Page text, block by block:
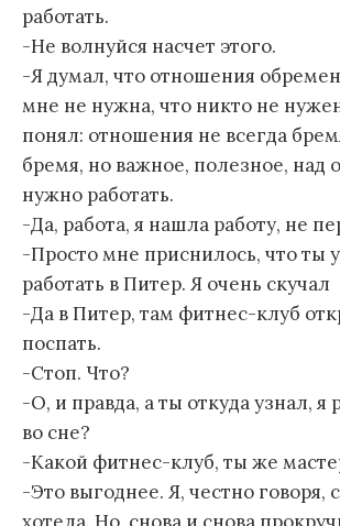
работать.
-Не волнуйся насчет этого.
-Я думал, что отношения
мне не нужна, что никто не
понял: отношения не всегда
бремя, но важное, полезное, над
нужно работать.
-Да, работа, я нашла работу, не
-Просто мне приснилось, что ты
работать в Питер. Я очень скучал
-Да в Питер, там фитнес-клуб
поспать.
-Стоп. Что?
-О, и правда, а ты откуда узнал, я
во сне?
-Какой фитнес-клуб, ты же
-Это выгоднее. Я, честно говоря,